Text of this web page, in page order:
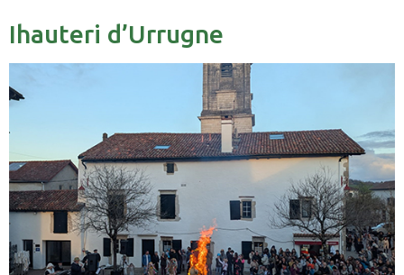
Ihauteri d’Urrugne